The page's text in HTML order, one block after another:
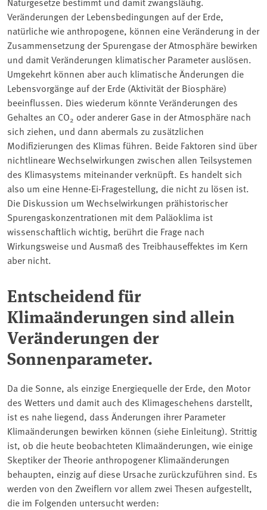
Veränderungen der Lebensbedingungen auf der Erde,
natürliche wie anthropogene, können eine Veränderung in der
Zusammensetzung der Spurengase der Atmosphäre bewirken
und damit Veränderungen klimatischer Parameter auslösen.
Umgekehrt können aber auch klimatische Änderungen die
Lebensvorgänge auf der Erde (Aktivität der Biosphäre)
beeinflussen. Dies wiederum könnte Veränderungen des
Gehaltes an CO2 oder anderer Gase in der Atmosphäre nach
sich ziehen, und dann abermals zu zusätzlichen
Modifizierungen des Klimas führen. Beide Faktoren sind über
nichtlineare Wechselwirkungen zwischen allen Teilsystemen
des Klimasystems miteinander verknüpft. Es handelt sich
also um eine Henne-Ei-Fragestellung, die nicht zu lösen ist.
Die Diskussion um Wechselwirkungen prähistorischer
Spurengaskonzentrationen mit dem Paläoklima ist
wissenschaftlich wichtig, berührt die Frage nach
Wirkungsweise und Ausmaß des Treibhauseffektes im Kern
aber nicht.
Entscheidend für
Klimaänderungen sind allein
Veränderungen der
Sonnenparameter.
Da die Sonne, als einzige Energiequelle der Erde, den Motor
des Wetters und damit auch des Klimageschehens darstellt,
ist es nahe liegend, dass Änderungen ihrer Parameter
Klimaänderungen bewirken können (siehe Einleitung). Strittig
ist, ob die heute beobachteten Klimaänderungen, wie einige
Skeptiker der Theorie anthropogener Klimaänderungen
behaupten, einzig auf diese Ursache zurückzuführen sind. Es
werden von den Zweiflern vor allem zwei Thesen aufgestellt,
die im Folgenden untersucht werden: